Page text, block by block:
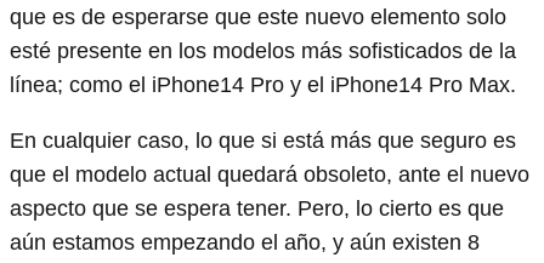
que es de esperarse que este nuevo elemento solo
esté presente en los modelos más sofisticados de la
línea; como el iPhone14 Pro y el iPhone14 Pro Max.
En cualquier caso, lo que si está más que seguro es
que el modelo actual quedará obsoleto, ante el nuevo
aspecto que se espera tener. Pero, lo cierto es que
aún estamos empezando el año, y aún existen 8